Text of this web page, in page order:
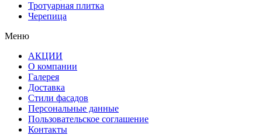
Тротуарная плитка
Черепица
Меню
АКЦИИ
О компании
Галерея
Доставка
Стили фасадов
Персональные данные
Пользовательское соглашение
Контакты